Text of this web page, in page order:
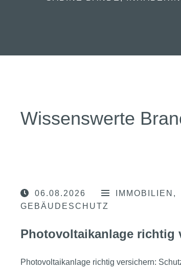
Wissenswerte
06.08.2026 IMMOBILIEN
GEBÄUDESCHUTZ
Photovoltaikanlage richtig
Photovoltaikanlage richtig versichern: